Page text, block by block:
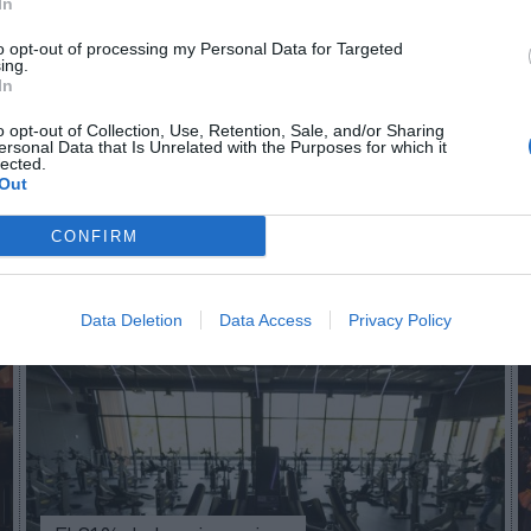
opt-out of processing my Personal Data for Targeted
opt-out of Collection, Use, Retention, Sale, and/or Sharing
Data that Is Unrelated with the Purposes for which it
CONFIRM
Data Deletion Data Access Privacy Policy
no formas parte de 2Playbook
¡Hazte Socio para acceder a este contenido exclusivo!
¡Suscríbete! Inicia sesión
Imprimir